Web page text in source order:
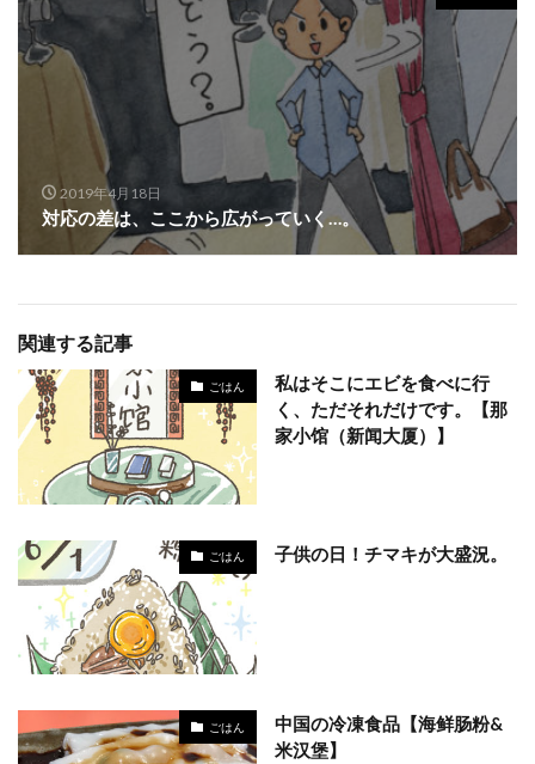
2019年4月18日
対応の差は、ここから広がっていく…。
関連する記事
ごはん
私はそこにエビを食べに行
く、ただそれだけです。【那
家小馆（新闻大厦）】
ごはん 子供の日！チマキが大盛況。
ごはん
中国の冷凍食品【海鲜肠粉&
米汉堡】